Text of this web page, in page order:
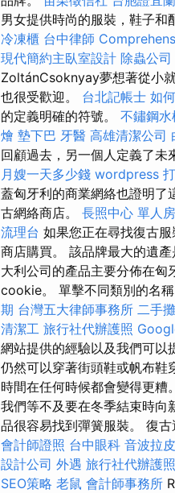
男女提供時尚的服裝，鞋子和
冷凍櫃 台中律師
現代簡約主臥室設計 除蟲公司
ZoltánCsoknyay夢想著從小
也很受歡迎。 台北記帳士 如
的定義明確的符號。 不鏽鋼水
燴 墊下巴 牙醫 高雄清潔公司
回顧過去，另一個人定義了未
月嫂一天多少錢 wordpress
蓋匈牙利的商業網絡也證明了
古網絡商店。 長照中心 單人房
流理台 如果您正在尋找復古
商店購買。 該品牌最大的遺
大利公司的產品主要分佈在匈
cookie。 單擊不同類別的名
期 台灣五大律師事務所 二手
清潔工 旅行社代辦護照
網站提供的經驗以及我們可以
仍然可以穿著街頭鞋或帆布鞋
時間在任何時候都會變得更糟
我們等不及要在冬季結束時向
品很容易找到彈簧服裝。 復
會計師證照 台中眼科 音波拉皮
設計公司 外遇 旅行社代辦護照
SEO策略 老鼠 會計師事務所